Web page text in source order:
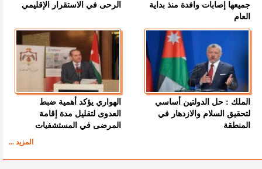
جميعها إصابات وافدة منذ بداية
العام
الرحى في الاستقرار الإقليمي
الملك : حل الدولتين أساسي
لتحقيق السلام والازدهار في
المنطقة
الهواري يؤكد أهمية ضبط
العدوى لتقليل مدة إقامة
المرضى في المستشفيات
المزيد ...